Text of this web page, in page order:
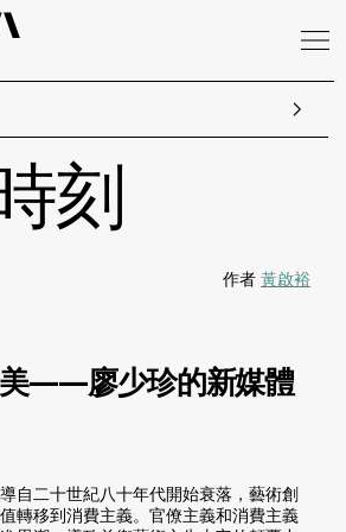
刻
作者 黃啟裕
——廖少珍的新媒體
自二十世紀八十年代開始衰落，藝術創
轉移到消費主義。官僚主義和消費主義